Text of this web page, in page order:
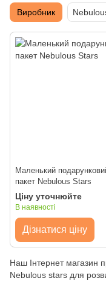
Виробник
Маленький
пакет Nebulous Stars
Ціну уточнюйте
В наявності
Дізнатися ціну
Наш Інтернет магазин
Nebulous stars для